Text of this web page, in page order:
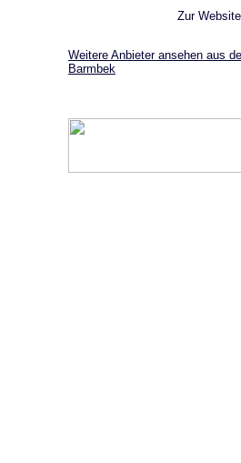
Zur
Weitere Anbieter ansehen aus
Barmbek